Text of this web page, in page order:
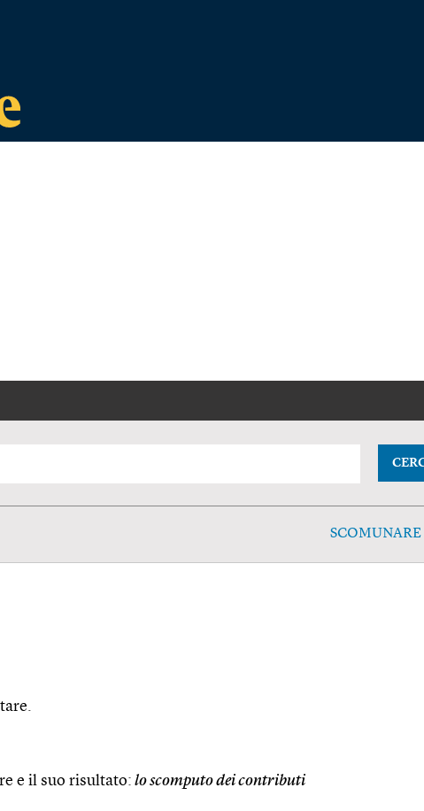
SCOMUNARE
e il suo risultato: lo scomputo dei contributi